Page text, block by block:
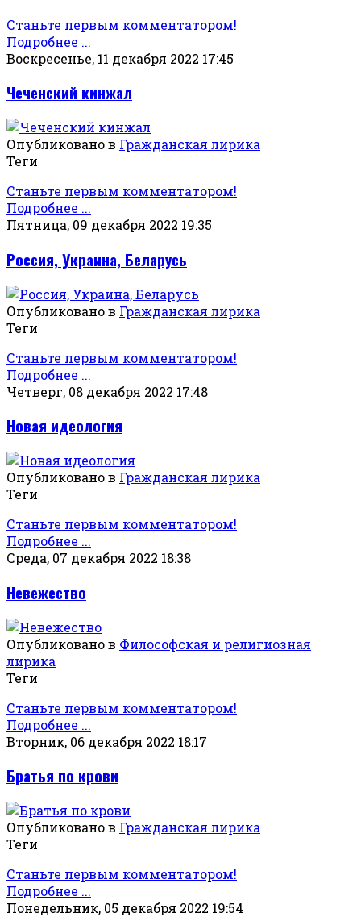
Станьте первым комментатором!
Подробнее ...
Воскресенье, 11 декабря 2022 17:45
Чеченский кинжал
Опубликовано в Гражданская лирика
Теги
Станьте первым комментатором!
Подробнее ...
Пятница, 09 декабря 2022 19:35
Россия, Украина, Беларусь
Опубликовано в Гражданская лирика
Теги
Станьте первым комментатором!
Подробнее ...
Четверг, 08 декабря 2022 17:48
Новая идеология
Опубликовано в Гражданская лирика
Теги
Станьте первым комментатором!
Подробнее ...
Среда, 07 декабря 2022 18:38
Невежество
Опубликовано в Философская и религиозная
лирика
Теги
Станьте первым комментатором!
Подробнее ...
Вторник, 06 декабря 2022 18:17
Братья по крови
Опубликовано в Гражданская лирика
Теги
Станьте первым комментатором!
Подробнее ...
Понедельник, 05 декабря 2022 19:54